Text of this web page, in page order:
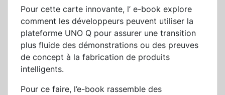
Pour cette carte innovante, l’ e-book explore
comment les développeurs peuvent utiliser la
plateforme UNO Q pour assurer une transition
plus fluide des démonstrations ou des preuves
de concept à la fabrication de produits
intelligents.
Pour ce faire, l’e-book rassemble des